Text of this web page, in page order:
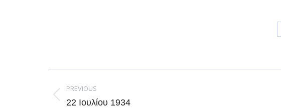
navigation
PREVIOUS
Previous
22 Ιουλίου 1934